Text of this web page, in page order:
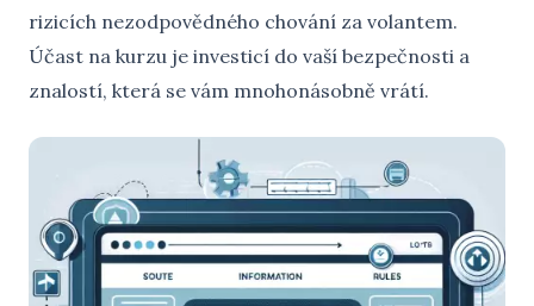
rizicích nezodpovědného chování za volantem.
Účast na kurzu je investicí do vaší bezpečnosti a
znalostí, která se vám mnohonásobně vrátí.